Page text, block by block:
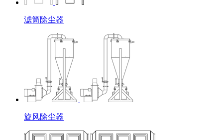
滤筒除尘器
旋风除尘器